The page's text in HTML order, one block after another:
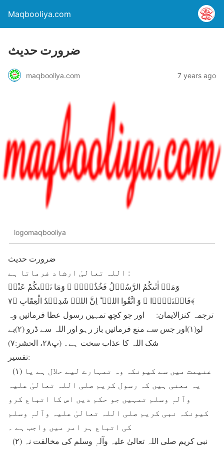
Maqbooliya.com
ضرورت حديث
maqbooliya.com 7 years ago
logomaqbooliya
ضرورت حديث
اللہ تعالیٰ ارشاد فرماتا ہے :
وَمَاۤ اٰتٰىکُمُ الرَّسُوۡلُ فَخُذُوۡہُ ۚ وَمَا نَہٰىکُمْ عَنْہُ
فَانۡتَہُوۡا ۚ وَ اتَّقُوا اللہَ ؕ اِنَّ اللہَ شَدِیۡدُ الْعِقَابِ ﴿۷﴾
ترجمہ کنزالایمان: اور جو کچھ تمہيں رسول عطا فرمائيں وہ
لو(۱)اور جس سے منع فرمائيں باز رہو اور اللہ سے ڈرو (۲)بے
شک اللہ کا عذاب سخت ہے۔ (پ۲۸، الحشر:۷)
تفسير:
(۱) غنيمت میں سے کیونکہ وہ تمہارے لیے حلال ہے یا
یہ معنی ہیں کہ رسول کریم صلی اللہ تعالیٰ علیہ
وآلہٖ وسلم تمہیں جو حکم دیں اس کا اتباع کرو
کیونکہ نبی کریم صلی اللہ تعالیٰ علیہ وآلہٖ وسلم
کی اتباع ہر امر میں واجب ہے ۔
(۲) نبی کریم صلی اللہ تعالیٰ علیہ وآلہٖ وسلم کی مخالفت نہ